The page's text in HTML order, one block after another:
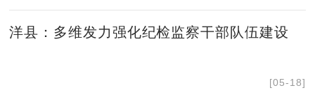
洋县：多维发力强化纪检监察干部队伍建设
[05-18]